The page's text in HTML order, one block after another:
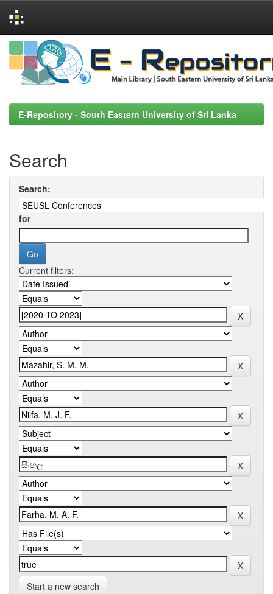
Skip
navigation
E-Repository - South Eastern University of Sri Lanka
Search
Search:
for
Current filters:
Start a new search